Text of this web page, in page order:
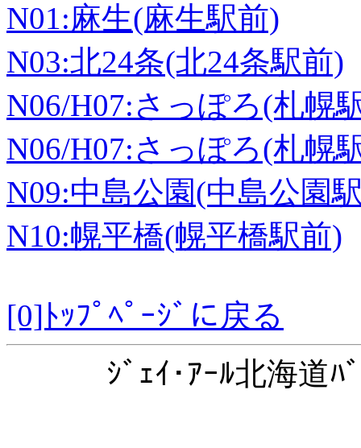
N01:麻生(麻生駅前)
N03:北24条(北24条駅前)
N06/H07:さっぽろ(札幌
N06/H07:さっぽろ(札幌
N09:中島公園(中島公園
N10:幌平橋(幌平橋駅前)
[0]ﾄｯﾌﾟﾍﾟｰｼﾞに戻る
ｼﾞｪｲ･ｱｰﾙ北海道